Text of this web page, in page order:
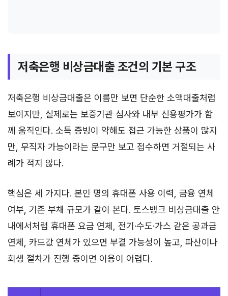
저축은행 비상금대출 조건의 기본 구조
저축은행 비상금대출은 이름만 보면 단순한 소액대출처럼
보이지만, 실제로는 보증기관 심사와 내부 신용평가가 함
께 움직인다. 소득 증빙이 약해도 접근 가능한 상품이 많지
만, 무직자 가능이라는 문구만 보고 접수하면 거절되는 사
례가 적지 않다.
핵심은 세 가지다. 본인 명의 휴대폰 사용 이력, 금융 연체
여부, 기존 부채 규모가 같이 본다. 토스뱅크 비상금대출 안
내에서처럼 휴대폰 요금 연체, 전기·수도·가스 같은 공과금
연체, 카드값 연체가 있으면 부결 가능성이 높고, 파산이나
회생 절차가 진행 중이면 이용이 어렵다.